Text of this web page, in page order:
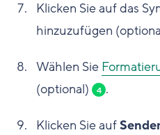
Klicken Sie auf das
hinzuzufügen
Wählen Sie
(optional)
4 .
Klicken Sie auf